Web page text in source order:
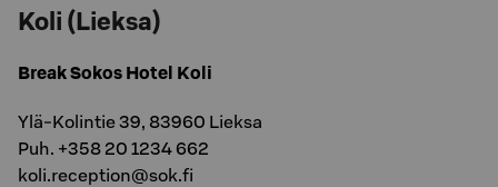
Koli (Lieksa)
Break Sokos Hotel Koli
Ylä-Kolintie 39, 83960 Lieksa
Puh. +358 20 1234 662
koli.reception@sok.fi